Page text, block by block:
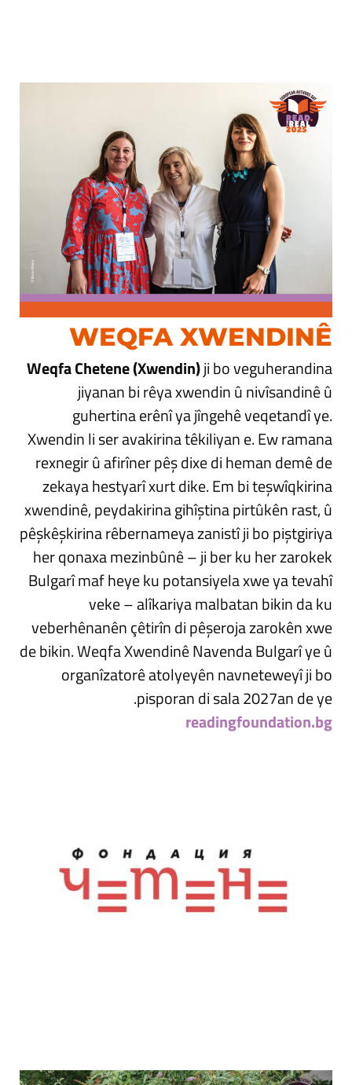
WEQFA XWENDINÊ
Weqfa Chetene (Xwendin)ji bo veguherandina
jiyanan bi rêya xwendin û nivîsandinê û
guhertina erênî ya jîngehê veqetandî ye.
Xwendin li ser avakirina têkiliyan e. Ew ramana
rexnegir û afirîner pêş dixe di heman demê de
zekaya hestyarî xurt dike. Em bi teşwîqkirina
xwendinê, peydakirina gihîştina pirtûkên rast, û
pêşkêşkirina rêbernameya zanistî ji bo piştgiriya
her qonaxa mezinbûnê – ji ber ku her zarokek
Bulgarî maf heye ku potansiyela xwe ya tevahî
veke – alîkariya malbatan bikin da ku
veberhênanên çêtirîn di pêşeroja zarokên xwe
de bikin. Weqfa Xwendinê Navenda Bulgarî ye û
organîzatorê atolyeyên navneteweyî ji bo
pisporan di sala 2027an de ye.
readingfoundation.bg